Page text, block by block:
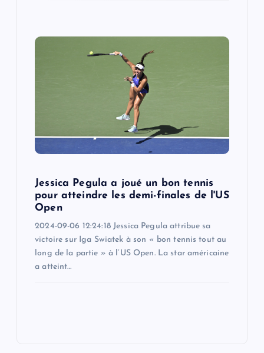
Jessica Pegula a joué un bon tennis
pour atteindre les demi-finales de l'US
Open
2024-09-06 12:24:18 Jessica Pegula attribue sa
victoire sur Iga Swiatek à son « bon tennis tout au
long de la partie » à l’US Open. La star américaine
a atteint…